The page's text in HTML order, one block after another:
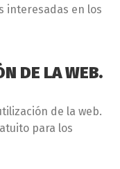
interesadas en los
DE LA WEB.
de la web.
para los